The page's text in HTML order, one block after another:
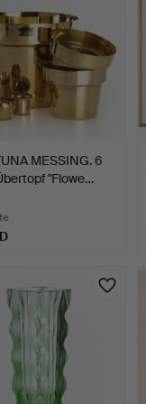
MESSING. 6
"Flowe…